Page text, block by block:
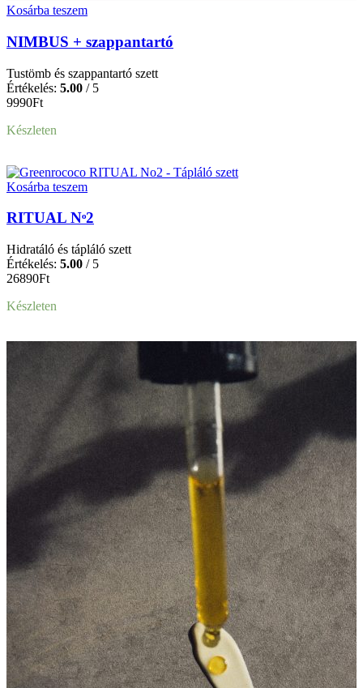
Kosárba teszem
NIMBUS + szappantartó
Tustömb és szappantartó szett
Értékelés: 5.00 / 5
9990Ft
Készleten
Kosárba teszem
RITUAL Nᵒ2
Hidratáló és tápláló szett
Értékelés: 5.00 / 5
26890Ft
Készleten